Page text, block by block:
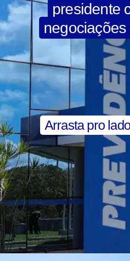
presidente
negociações
Arrasta pro